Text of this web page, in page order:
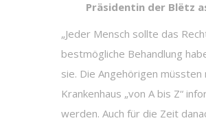
Präsidentin der Blëtz
„Jeder Mensch sollte das
bestmögliche Behandlung
sie. Die Angehörigen müssten
Krankenhaus „von A bis Z“
werden. Auch für die Zeit